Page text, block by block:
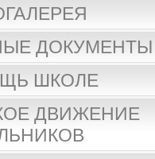
ДОКУМЕНТЫ
ШКОЛЕ
ДВИЖЕНИЕ